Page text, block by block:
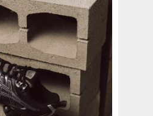
ПРО НАС
БРЕНДИ
КОНТАКТИ
ОБМІН ТА
ПОВЕРНЕННЯ